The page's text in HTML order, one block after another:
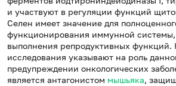
и участвуют в регуляции функций
Селен имеет значение для
функционирования иммунной системы,
выполнения репродуктивных функций.
исследования указывают на роль
предупреждении онкологических
является антагонистом мышьяка,